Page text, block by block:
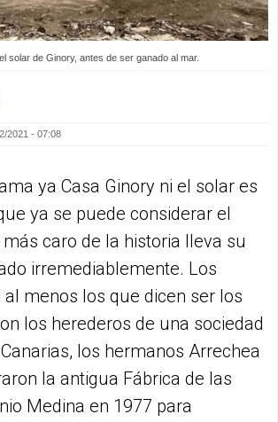
solar de Ginory, antes de ser ganado al mar.
2021 - 07:08
ya Casa Ginory ni el solar es
ya se puede considerar el
caro de la historia lleva su
irremediablemente. Los
al menos los que dicen ser los
los herederos de una sociedad
los hermanos Arrechea
la antigua Fábrica de las
Medina en 1977 para